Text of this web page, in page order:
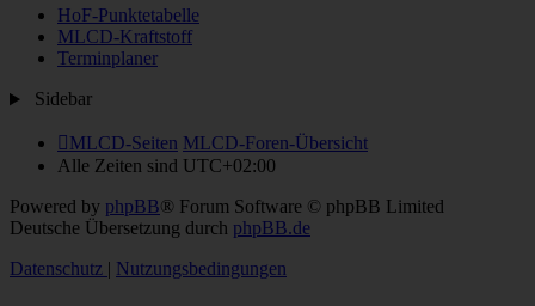
HoF-Punktetabelle
MLCD-Kraftstoff
Terminplaner
Sidebar
MLCD-Seiten MLCD-Foren-Übersicht
Alle Zeiten sind UTC+02:00
Powered by phpBB® Forum Software © phpBB Limited
Deutsche Übersetzung durch phpBB.de
Datenschutz | Nutzungsbedingungen